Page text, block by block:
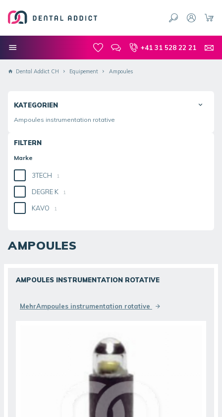
+41 31 528 22 21
Dental Addict CH Equipement Ampoules
KATEGORIEN
Ampoules instrumentation rotative
FILTERN
Marke
3TECH 1
DEGRE K 1
KAVO 1
AMPOULES
AMPOULES INSTRUMENTATION ROTATIVE
MehrAmpoules instrumentation rotative